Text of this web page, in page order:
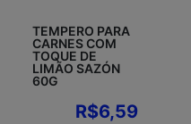
TEMPERO PARA
CARNES COM
TOQUE DE
LIMÃO SAZÓN
60G
R$6,59